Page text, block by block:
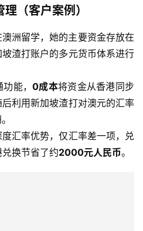
（客户案例）
洲留学，她的主要资金存放在
渣打账户的多元货币体系进行
功能，0成本将资金从香港同步
利用新加坡渣打对澳元的汇率
汇率优势，仅汇率差一项，兑
换节省了约2000元人民币。